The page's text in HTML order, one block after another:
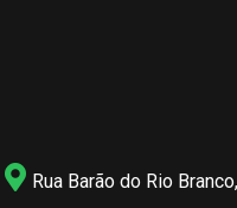
Rua Barão do Rio